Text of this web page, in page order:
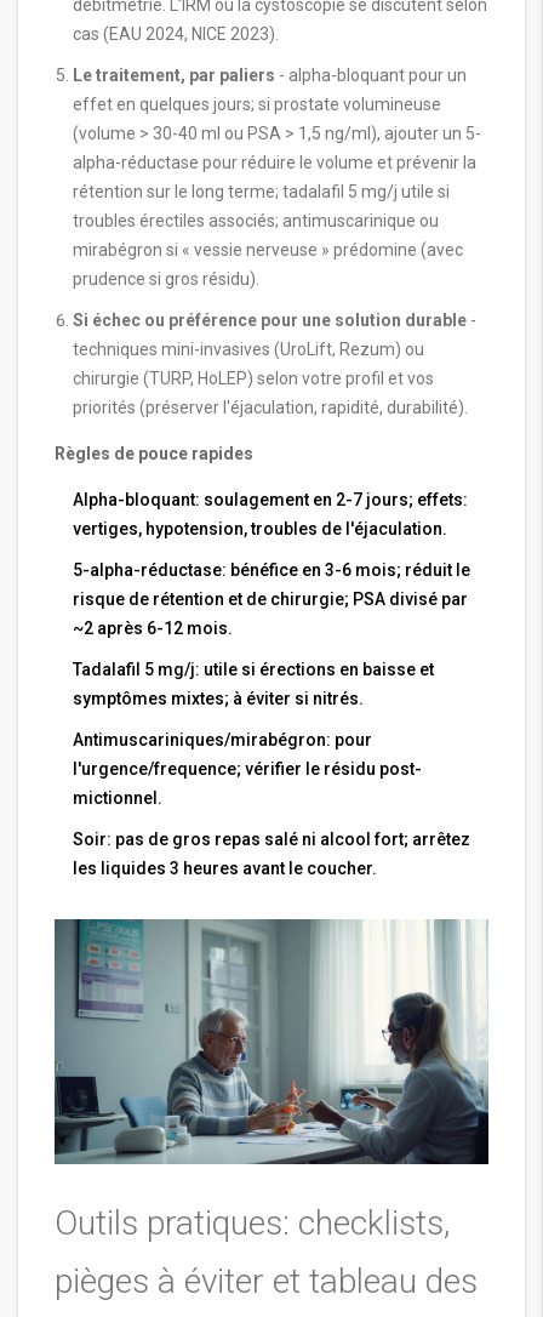
débitmétrie. L'IRM ou la cystoscopie se discutent selon
cas (EAU 2024, NICE 2023).
Le traitement, par paliers - alpha-bloquant pour un
effet en quelques jours; si prostate volumineuse
(volume > 30-40 ml ou PSA > 1,5 ng/ml), ajouter un 5-
alpha-réductase pour réduire le volume et prévenir la
rétention sur le long terme; tadalafil 5 mg/j utile si
troubles érectiles associés; antimuscarinique ou
mirabégron si « vessie nerveuse » prédomine (avec
prudence si gros résidu).
Si échec ou préférence pour une solution durable -
techniques mini-invasives (UroLift, Rezum) ou
chirurgie (TURP, HoLEP) selon votre profil et vos
priorités (préserver l'éjaculation, rapidité, durabilité).
Règles de pouce rapides
Alpha-bloquant: soulagement en 2-7 jours; effets:
vertiges, hypotension, troubles de l'éjaculation.
5-alpha-réductase: bénéfice en 3-6 mois; réduit le
risque de rétention et de chirurgie; PSA divisé par
~2 après 6-12 mois.
Tadalafil 5 mg/j: utile si érections en baisse et
symptômes mixtes; à éviter si nitrés.
Antimuscariniques/mirabégron: pour
l'urgence/frequence; vérifier le résidu post-
mictionnel.
Soir: pas de gros repas salé ni alcool fort; arrêtez
les liquides 3 heures avant le coucher.
Outils pratiques: checklists,
pièges à éviter et tableau des